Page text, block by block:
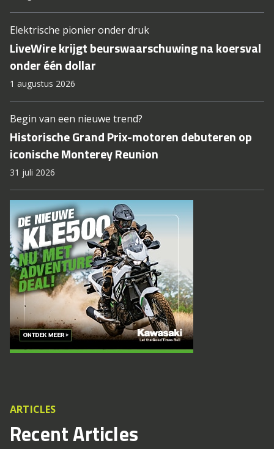
Elektrische pionier onder druk
LiveWire krijgt beurswaarschuwing na koersval
onder één dollar
1 augustus 2026
Begin van een nieuwe trend?
Historische Grand Prix-motoren debuteren op
iconische Monterey Reunion
31 juli 2026
ARTICLES
Recent Articles